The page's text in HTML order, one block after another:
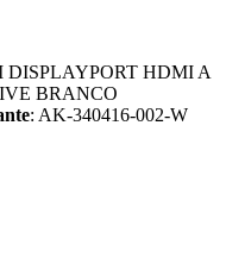
HDMI A
BRANCO
: AK-340416-002-W